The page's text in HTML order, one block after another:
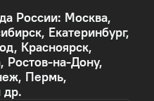
России: Москва,
Екатеринбург,
Красноярск,
Ростов-на-Дону,
Пермь,
др.